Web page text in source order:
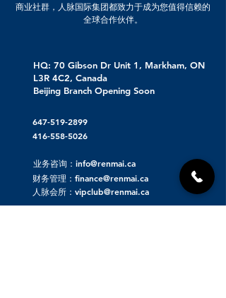
商业社群，人脉国际集团都致力于成为您值得信赖的
全球合作伙伴。
HQ: 70 Gibson Dr Unit 1, Markham, ON
L3R 4C2, Canada
Beijing Branch Opening Soon
647-519-2899
416-558-5026
业务咨询：info@renmai.ca
财务管理：finance@renmai.ca
人脉会所：vipclub@renmai.ca